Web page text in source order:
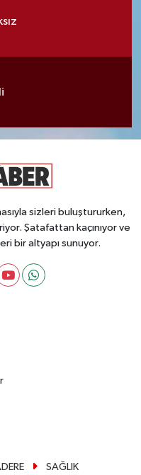
sizleri buluştururken,
Şatafattan kaçınıyor ve
bir altyapı sunuyor.
SAĞLIK